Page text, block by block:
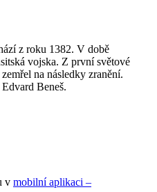
z roku 1382. V době
vojska. Z první světové
na následky zranění.
Beneš.
v mobilní aplikaci –